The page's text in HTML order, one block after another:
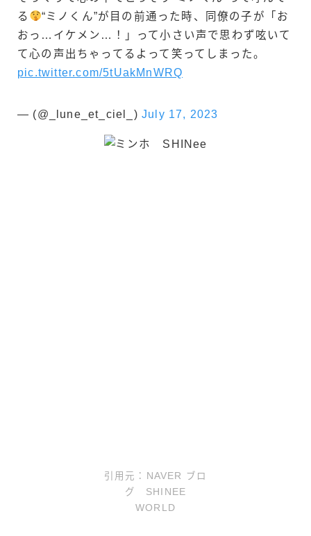
る
“ミノくん”が目の前通った時、同僚の子が「お
おっ…イケメン…！」って小さい声で思わず呟いて
て心の声出ちゃってるよって笑ってしまった。
pic.twitter.com/5tUakMnWRQ
— (@_lune_et_ciel_) July 17, 2023
引用元：NAVER ブロ
グ SHINEE
WORLD